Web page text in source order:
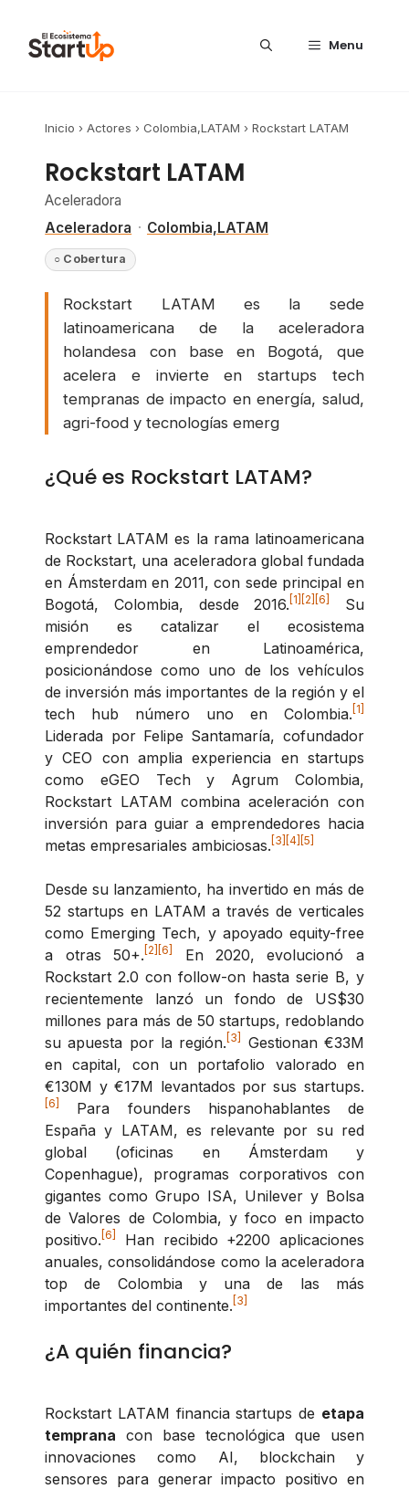
Menu
Inicio ›Actores ›Colombia,LATAM ›Rockstart LATAM
Rockstart LATAM
Aceleradora
Aceleradora · Colombia,LATAM
○ Cobertura
Rockstart LATAM es la sede
latinoamericana de la aceleradora
holandesa con base en Bogotá, que
acelera e invierte en startups tech
tempranas de impacto en energía, salud,
agri-food y tecnologías emerg
¿Qué es Rockstart LATAM?
Rockstart LATAM es la rama latinoamericana
de Rockstart, una aceleradora global fundada
en Ámsterdam en 2011, con sede principal en
Bogotá, Colombia, desde 2016. [1] [2] [6]
Su
misión es catalizar el ecosistema
emprendedor en Latinoamérica,
posicionándose como uno de los vehículos
de inversión más importantes de la región y el
tech hub número uno en Colombia. [1]
Liderada por Felipe Santamaría, cofundador
y CEO con amplia experiencia en startups
como eGEO Tech y Agrum Colombia,
Rockstart LATAM combina aceleración con
inversión para guiar a emprendedores hacia
metas empresariales ambiciosas. [3] [4] [5]
Desde su lanzamiento, ha invertido en más de
52 startups en LATAM a través de verticales
como Emerging Tech, y apoyado equity-free
a otras 50+. [2] [6]
En 2020, evolucionó a
Rockstart 2.0 con follow-on hasta serie B, y
recientemente lanzó un fondo de US$30
millones para más de 50 startups, redoblando
su apuesta por la región. [3]
Gestionan €33M
en capital, con un portafolio valorado en
€130M y €17M levantados por sus startups.
[6]
Para founders hispanohablantes de
España y LATAM, es relevante por su red
global (oficinas en Ámsterdam y
Copenhague), programas corporativos con
gigantes como Grupo ISA, Unilever y Bolsa
de Valores de Colombia, y foco en impacto
positivo. [6]
Han recibido +2200 aplicaciones
anuales, consolidándose como la aceleradora
top de Colombia y una de las más
importantes del continente. [3]
¿A quién financia?
Rockstart LATAM financia startups de etapa
temprana con base tecnológica que usen
innovaciones como AI, blockchain y
sensores para generar impacto positivo en